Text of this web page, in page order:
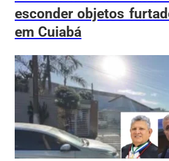
esconder objetos
em Cuiabá